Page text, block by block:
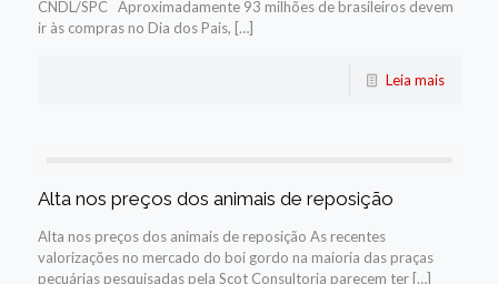
CNDL/SPC Aproximadamente 93 milhões de brasileiros devem
ir às compras no Dia dos Pais, […]
Leia mais
Alta nos preços dos animais de reposição
Alta nos preços dos animais de reposição As recentes
valorizações no mercado do boi gordo na maioria das praças
pecuárias pesquisadas pela Scot Consultoria parecem ter […]